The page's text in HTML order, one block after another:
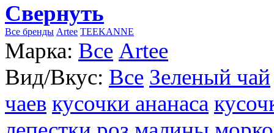
Свернуть
Все бренды Artee TEEKANNE
Марка: Все Artee
Вид/Вкус: Все Зеленый чай
чаев кусочки ананаса